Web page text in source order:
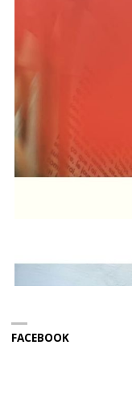
FACEBOOK